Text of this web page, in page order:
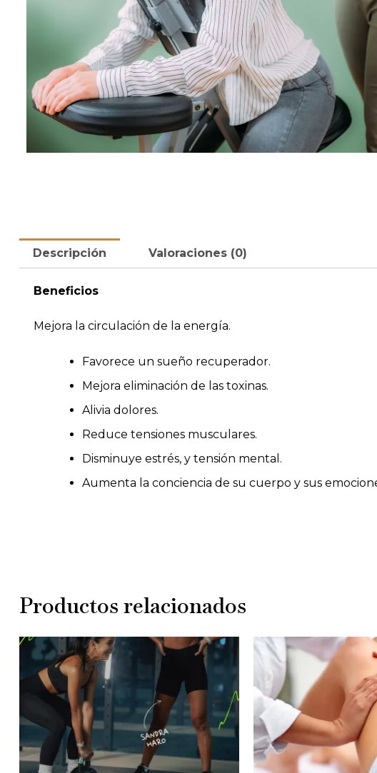
Descripción Valoraciones (0)
Beneficios
Mejora la circulación de la energía.
Favorece un sueño recuperador.
Mejora eliminación de las toxinas.
Alivia dolores.
Reduce tensiones musculares.
Disminuye estrés, y tensión mental.
Aumenta la conciencia de su cuerpo y sus
Productos relacionados